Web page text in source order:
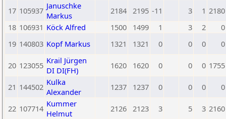
17 105937 Januschke
Markus
2184 2195 -11 3 1 2180
18 106931 Köck Alfred 1500 1499 1 3 2
0
19 140803 Kopf Markus 1321 1321 0 0 0 0
20 123055 Krail Jürgen
DI DI(FH)
1620 1620 0 0 0 1755
21 144502 Kulka
Alexander
1237 1237 0 0 0 0
22 107714 Kummer
Helmut
2126 2123 3 5 3 2160